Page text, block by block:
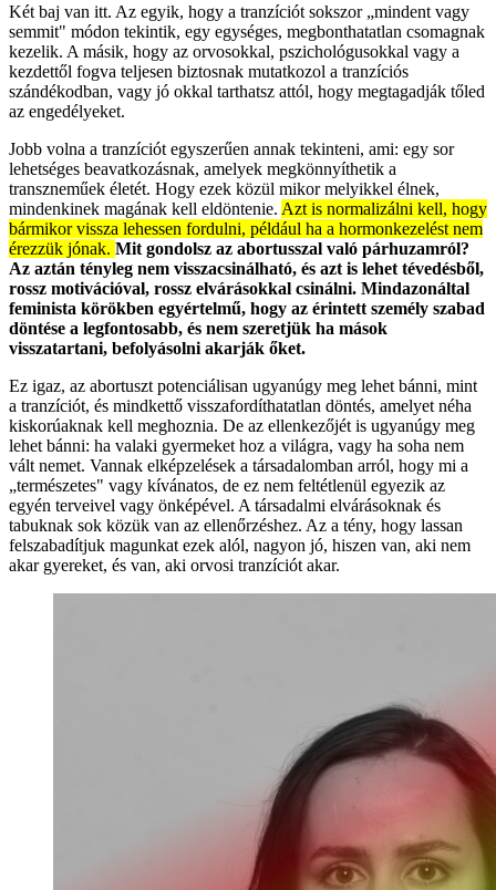
Két baj van itt. Az egyik, hogy a tranzíciót sokszor „mindent vagy
semmit" módon tekintik, egy egységes, megbonthatatlan csomagnak
kezelik. A másik, hogy az orvosokkal, pszichológusokkal vagy a
kezdettől fogva teljesen biztosnak mutatkozol a tranzíciós
szándékodban, vagy jó okkal tarthatsz attól, hogy megtagadják tőled
az engedélyeket.
Jobb volna a tranzíciót egyszerűen annak tekinteni, ami: egy sor
lehetséges beavatkozásnak, amelyek megkönnyíthetik a
transzneműek életét. Hogy ezek közül mikor melyikkel élnek,
mindenkinek magának kell eldöntenie. Azt is normalizálni kell, hogy
bármikor vissza lehessen fordulni, például ha a hormonkezelést nem
érezzük jónak. Mit gondolsz az abortusszal való párhuzamról?
Az aztán tényleg nem visszacsinálható, és azt is lehet tévedésből,
rossz motivációval, rossz elvárásokkal csinálni. Mindazonáltal
feminista körökben egyértelmű, hogy az érintett személy szabad
döntése a legfontosabb, és nem szeretjük ha mások
visszatartani, befolyásolni akarják őket.
Ez igaz, az abortuszt potenciálisan ugyanúgy meg lehet bánni, mint
a tranzíciót, és mindkettő visszafordíthatatlan döntés, amelyet néha
kiskorúaknak kell meghoznia. De az ellenkezőjét is ugyanúgy meg
lehet bánni: ha valaki gyermeket hoz a világra, vagy ha soha nem
vált nemet. Vannak elképzelések a társadalomban arról, hogy mi a
„természetes" vagy kívánatos, de ez nem feltétlenül egyezik az
egyén terveivel vagy önképével. A társadalmi elvárásoknak és
tabuknak sok közük van az ellenőrzéshez. Az a tény, hogy lassan
felszabadítjuk magunkat ezek alól, nagyon jó, hiszen van, aki nem
akar gyereket, és van, aki orvosi tranzíciót akar.